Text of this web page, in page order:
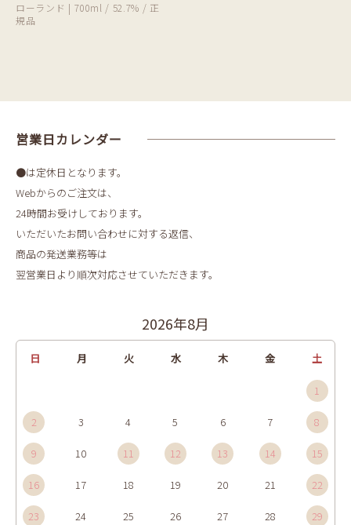
ローランド | 700ml / 52.7% / 正
規品
営業日カレンダー
●は定休日となります。
Webからのご注文は、
24時間お受けしております。
いただいたお問い合わせに対する返信、
商品の発送業務等は
翌営業日より順次対応させていただきます。
2026年8月
日 月 火 水 木 金 土
1
2 3 4 5 6 7 8
9 10 11 12 13 14 15
16 17 18 19 20 21 22
23 24 25 26 27 28 29